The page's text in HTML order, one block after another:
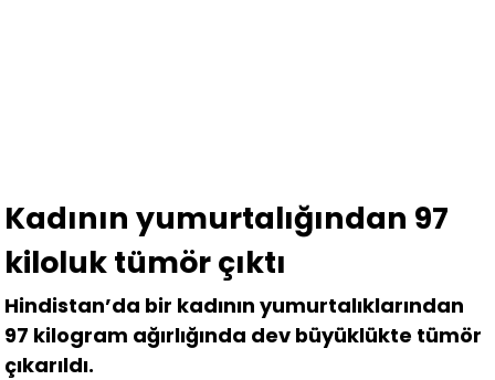
Kadının yumurtalığından 97
kiloluk tümör çıktı
Hindistan’da bir kadının yumurtalıklarından
97 kilogram ağırlığında dev büyüklükte tümör
çıkarıldı.